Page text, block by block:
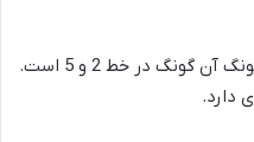
نزدیک ترین ایستگاه مترو ایستگاه یونگ آن گونگ در خط 2 و 5 است.